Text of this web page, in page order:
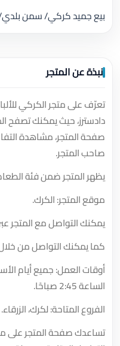
بيع جميد كركي/ سمن
نبذة عن المتجر
تعرّف على متجر الكركي
دادسترز، حيث يمكنك تصفح
صفحة المتجر، مشاهدة
صاحب المتجر.
يظهر المتجر ضمن فئة
موقع المتجر: الكرك.
يمكنك التواصل مع المتجر
كما يمكنك التواصل من
الساعة 2:45 صباحًا.
الفروع المتاحة: لكرك، الزرقاء.
تساعدك صفحة المتجر على